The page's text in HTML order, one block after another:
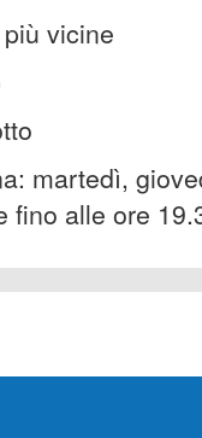
vicine
martedì,
fino alle ore